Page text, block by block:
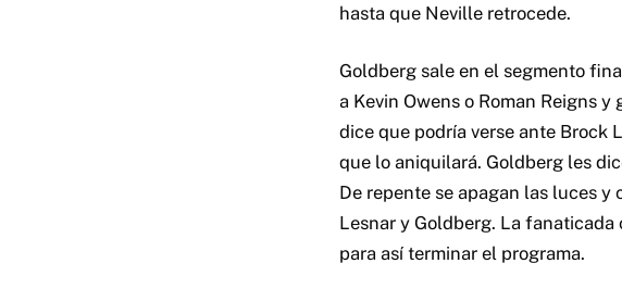
hasta que Neville retrocede.
Goldberg sale en el segmento
a Kevin Owens o Roman Reigns
dice que podría verse ante Brock
que lo aniquilará. Goldberg les
De repente se apagan las luces
Lesnar y Goldberg. La fanaticada
para así terminar el programa.